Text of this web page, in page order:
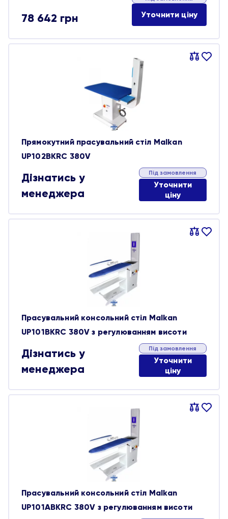
78 642 грн Уточнити ціну
Порівняти
В
Прямокутний прасувальний стіл Malkan
UP102BKRC 380V
Дізнатись у
менеджера
Під замовлення
Уточнити
ціну
Порівняти
В
Прасувальний консольний стіл Malkan
UP101BKRC 380V з регулюванням висоти
Дізнатись у
менеджера
Під замовлення
Уточнити
ціну
Порівняти
В
Прасувальний консольний стіл Malkan
UP101ABKRC 380V з регулюванням висоти